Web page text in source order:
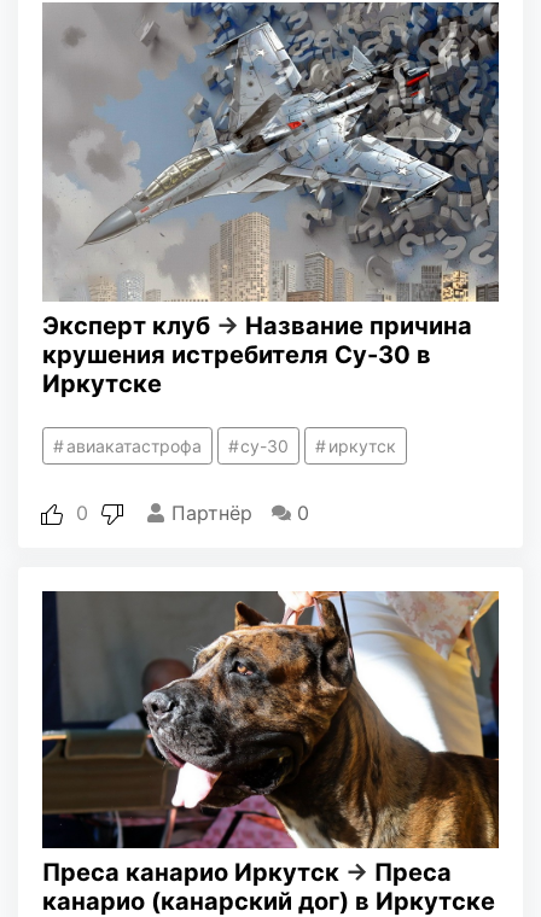
Эксперт клуб → Название причина
крушения истребителя Су-30 в
Иркутске
авиакатастрофа су-30 иркутск
0 Партнёр 0
Преса канарио Иркутск → Преса
канарио (канарский дог) в Иркутске